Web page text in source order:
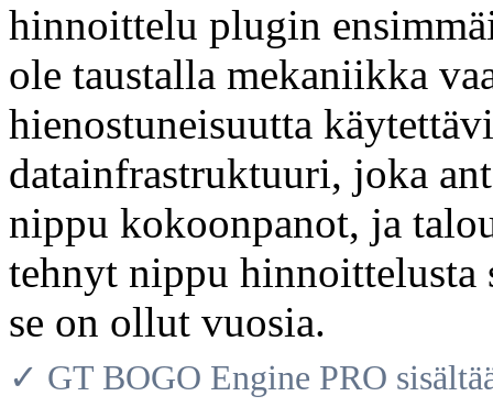
hinnoittelu plugin
ole taustalla mekaniikka
hienostuneisuutta
datainfrastruktuuri, joka
nippu kokoonpanot, ja
tehnyt nippu hinnoittelusta
se on ollut vuosia.
✓ GT BOGO Engine PRO